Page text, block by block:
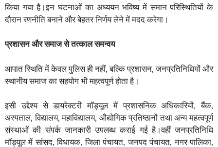
किया गया है।इन घटनाओं का अध्ययन भविष्य में समान परिस्थितियों के
दौरान रणनीति बनाने और बेहतर निर्णय लेने में मदद करेगा।
प्रशासन और समाज से तत्काल समन्वय
आपात स्थिति में केवल पुलिस ही नहीं, बल्कि प्रशासन, जनप्रतिनिधियों और
स्थानीय समाज का सहयोग भी महत्वपूर्ण होता है।
इसी उद्देश्य से डायरेक्टरी मॉड्यूल में प्रशासनिक अधिकारियों, बैंक,
अस्पताल, विद्यालय, महाविद्यालय, औद्योगिक प्रतिष्ठानों तथा अन्य महत्वपूर्ण
संस्थाओं की संपर्क जानकारी उपलब्ध कराई गई है।वहीं जनप्रतिनिधि
मॉड्यूल में सांसद, विधायक, जिला पंचायत, जनपद पंचायत, नगर पालिका,